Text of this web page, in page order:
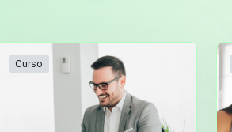
Curso